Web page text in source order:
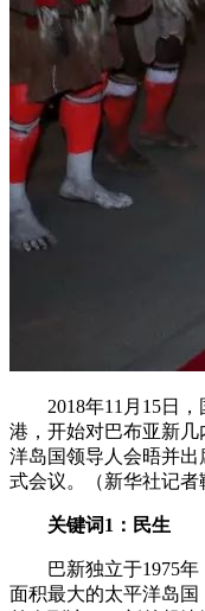
2018年11月15日，
港，开始对巴布亚新
洋岛国领导人会晤并
式会议。（新华社记者
关键词1：民生
巴新独立于1975年
面积最大的太平洋岛